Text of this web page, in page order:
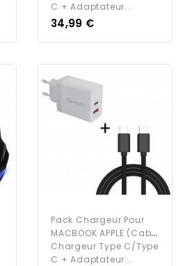
C + Adaptateur...
Prix
34,99 €
Pack Chargeur Pour
MACBOOK APPLE (Cable
Chargeur Type C/Type
C + Adaptateur...